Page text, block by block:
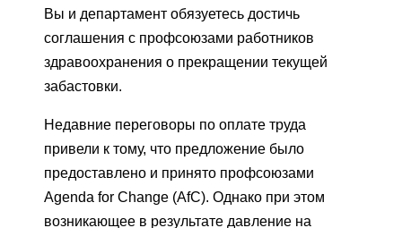
Вы и департамент обязуетесь достичь
соглашения с профсоюзами работников
здравоохранения о прекращении текущей
забастовки.
Недавние переговоры по оплате труда
привели к тому, что предложение было
предоставлено и принято профсоюзами
Agenda for Change (AfC). Однако при этом
возникающее в результате давление на